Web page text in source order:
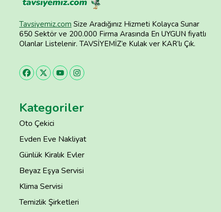
Tavsiyemiz.com Size Aradığınız Hizmeti Kolayca Sunar
650 Sektör ve 200.000 Firma Arasında En UYGUN fiyatlı
Olanlar Listelenir. TAVSİYEMİZ’e Kulak ver KAR’lı Çık.
Kategoriler
Oto Çekici
Evden Eve Nakliyat
Günlük Kiralık Evler
Beyaz Eşya Servisi
Klima Servisi
Temizlik Şirketleri